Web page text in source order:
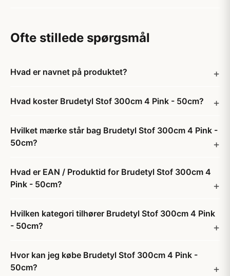
Ofte stillede spørgsmål
Hvad er navnet på produktet?
Hvad koster Brudetyl Stof 300cm 4 Pink - 50cm?
Hvilket mærke står bag Brudetyl Stof 300cm 4 Pink -
50cm?
Hvad er EAN / Produktid for Brudetyl Stof 300cm 4
Pink - 50cm?
Hvilken kategori tilhører Brudetyl Stof 300cm 4 Pink
- 50cm?
Hvor kan jeg købe Brudetyl Stof 300cm 4 Pink -
50cm?